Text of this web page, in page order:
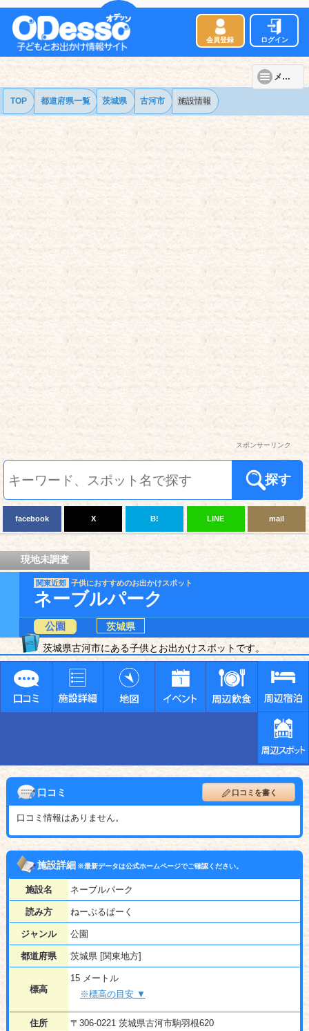
会員登録 ログイン
メニュー
TOP 都道府県一覧 茨城県 古河市 施設情報
スポンサーリンク
探す
facebook X B! LINE mail
現地未調査
関東近郊 子供におすすめのお出かけスポット
ネーブルパーク
公園
茨城県
茨城県古河市にある子供とお出かけスポットです。
口コミ 口コミを書く
口コミ情報はありません。
施設詳細※最新データは公式ホームページでご確認ください。
施設名 ネーブルパーク
読み方 ねーぶるぱーく
ジャンル 公園
都道府県 茨城県 [関東地方]
標高
15 メートル
※標高の目安 ▼
住所 〒306-0221 茨城県古河市駒羽根620